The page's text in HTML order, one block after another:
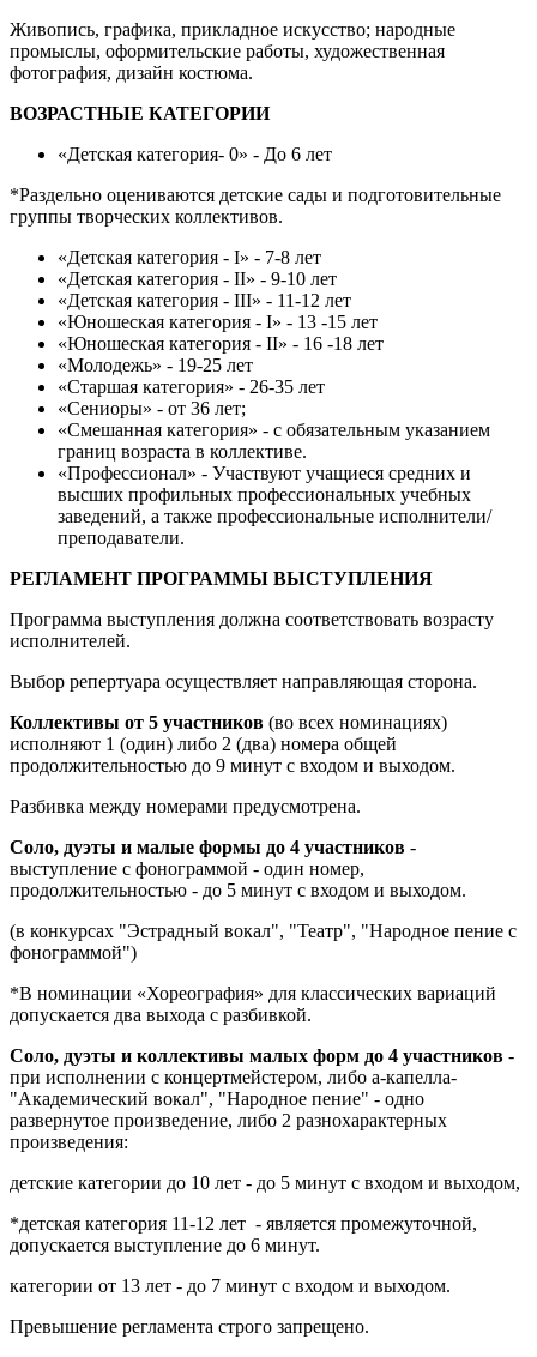
Живопись, графика, прикладное искусство; народные
промыслы, оформительские работы, художественная
фотография, дизайн костюма.
ВОЗРАСТНЫЕ КАТЕГОРИИ
«Детская категория- 0» - До 6 лет
*Раздельно оцениваются детские сады и подготовительные
группы творческих коллективов.
«Детская категория - I» - 7-8 лет
«Детская категория - II» - 9-10 лет
«Детская категория - III» - 11-12 лет
«Юношеская категория - I» - 13 -15 лет
«Юношеская категория - II» - 16 -18 лет
«Молодежь» - 19-25 лет
«Старшая категория» - 26-35 лет
«Сениоры» - от 36 лет;
«Смешанная категория» - с обязательным указанием
границ возраста в коллективе.
«Профессионал» - Участвуют учащиеся средних и
высших профильных профессиональных учебных
заведений, а также профессиональные исполнители/
преподаватели.
РЕГЛАМЕНТ ПРОГРАММЫ ВЫСТУПЛЕНИЯ
Программа выступления должна соответствовать возрасту
исполнителей.
Выбор репертуара осуществляет направляющая сторона.
Коллективы от 5 участников (во всех номинациях)
исполняют 1 (один) либо 2 (два) номера общей
продолжительностью до 9 минут с входом и выходом.
Разбивка между номерами предусмотрена.
Соло, дуэты и малые формы до 4 участников -
выступление с фонограммой - один номер,
продолжительностью - до 5 минут с входом и выходом.
(в конкурсах "Эстрадный вокал", "Театр", "Народное пение с
фонограммой")
*В номинации «Хореография» для классических вариаций
допускается два выхода с разбивкой.
Соло, дуэты и коллективы малых форм до 4 участников -
при исполнении с концертмейстером, либо а-капелла-
"Академический вокал", "Народное пение" - одно
развернутое произведение, либо 2 разнохарактерных
произведения:
детские категории до 10 лет - до 5 минут с входом и выходом,
*детская категория 11-12 лет - является промежуточной,
допускается выступление до 6 минут.
категории от 13 лет - до 7 минут с входом и выходом.
Превышение регламента строго запрещено.